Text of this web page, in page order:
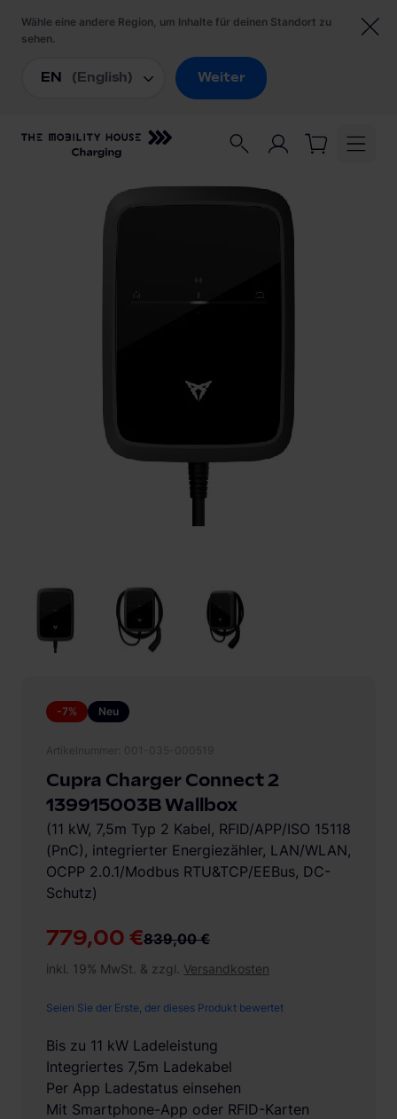
Ladestationen
-7% Neu
779,00 €839,00 €
inkl. 19% MwSt. & zzgl. Versandkosten
Seien Sie der Erste, der dieses Produkt bewertet
Bis zu 11 kW Ladeleistung
Integriertes 7,5m Ladekabel
Per App Ladestatus einsehen
Mit Smartphone-App oder RFID-Karten
Cupra Charger Connect 2
139915003B Wallbox
(11 kW, 7,5m Typ 2 Kabel, RFID/APP/ISO 15118
(PnC), integrierter Energiezähler, LAN/WLAN,
OCPP 2.0.1/Modbus RTU&TCP/EEBus, DC-
Schutz)